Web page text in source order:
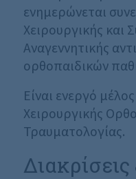
ενημερώνεται
Χειρουργικής και
Αναγεννητικής
ορθοπαιδικών
Είναι ενεργό
Χειρουργικής
Τραυματολογίας.